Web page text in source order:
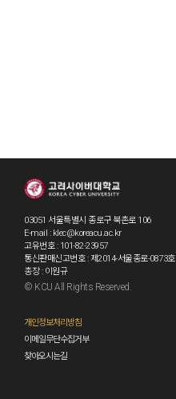
03051 서울특별시 종로구 북촌로 106
E-mail : klec@koreacu.ac.kr
고유번호 : 101-82-23957
통신판매신고번호 : 제2014-서울종로-0873호
총장 : 이원규
© KCU All Rights Reserved.
개인정보처리방침
이메일무단수집거부
찾아오시는길